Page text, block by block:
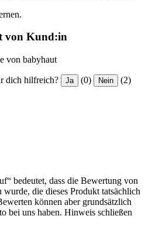
von Kund:in
von babyhaut
dich hilfreich? Ja (0) Nein (2)
bedeutet, dass die Bewertung von
die dieses Produkt tatsächlich
können aber grundsätzlich
bei uns haben. Hinweis schließen